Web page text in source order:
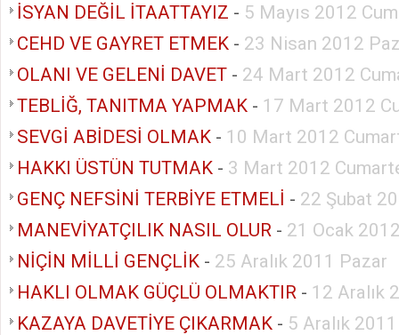
İSYAN DEĞİL İTAATTAYIZ - 5 Mayıs 2012
CEHD VE GAYRET ETMEK - 23 Nisan 2012
OLANI VE GELENİ DAVET - 24 Mart 2012
TEBLİĞ, TANITMA YAPMAK - 17 Mart 2012
SEVGİ ABİDESİ OLMAK - 10 Mart 2012
HAKKI ÜSTÜN TUTMAK - 3 Mart 2012
GENÇ NEFSİNİ TERBİYE ETMELİ - 22 Şubat
MANEVİYATÇILIK NASIL OLUR - 21 Ocak
NİÇİN MİLLİ GENÇLİK - 25 Aralık 2011 Pazar
HAKLI OLMAK GÜÇLÜ OLMAKTIR - 12 Aralık
KAZAYA DAVETİYE ÇIKARMAK - 5 Aralık